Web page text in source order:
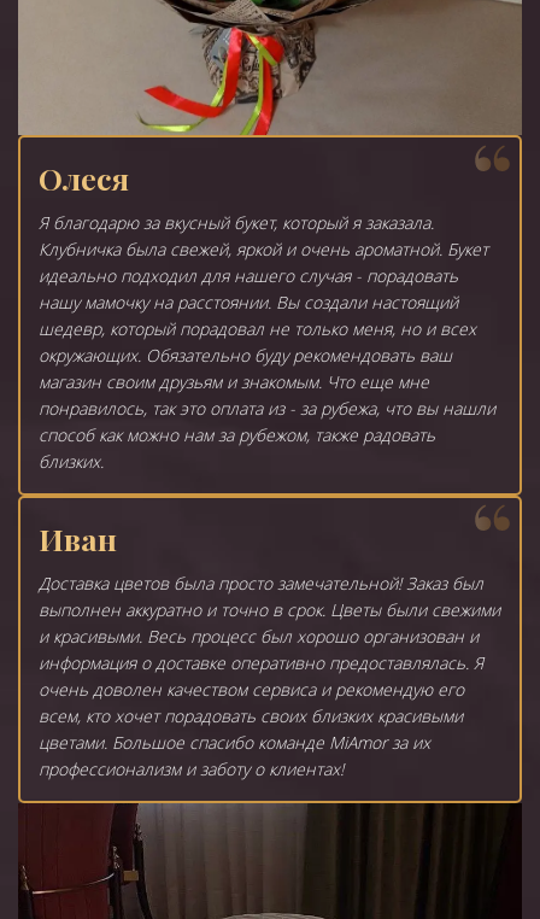
Олеся
Я благодарю за вкусный букет, который я заказала.
Клубничка была свежей, яркой и очень ароматной. Букет
идеально подходил для нашего случая - порадовать
нашу мамочку на расстоянии. Вы создали настоящий
шедевр, который порадовал не только меня, но и всех
окружающих. Обязательно буду рекомендовать ваш
магазин своим друзьям и знакомым. Что еще мне
понравилось, так это оплата из - за рубежа, что вы нашли
способ как можно нам за рубежом, также радовать
близких.
Иван
Доставка цветов была просто замечательной! Заказ был
выполнен аккуратно и точно в срок. Цветы были свежими
и красивыми. Весь процесс был хорошо организован и
информация о доставке оперативно предоставлялась. Я
очень доволен качеством сервиса и рекомендую его
всем, кто хочет порадовать своих близких красивыми
цветами. Большое спасибо команде MiAmor за их
профессионализм и заботу о клиентах!